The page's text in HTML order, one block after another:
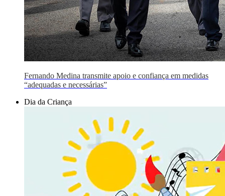
Fernando Medina transmite apoio e confiança em medidas
“adequadas e necessárias”
Dia da Criança